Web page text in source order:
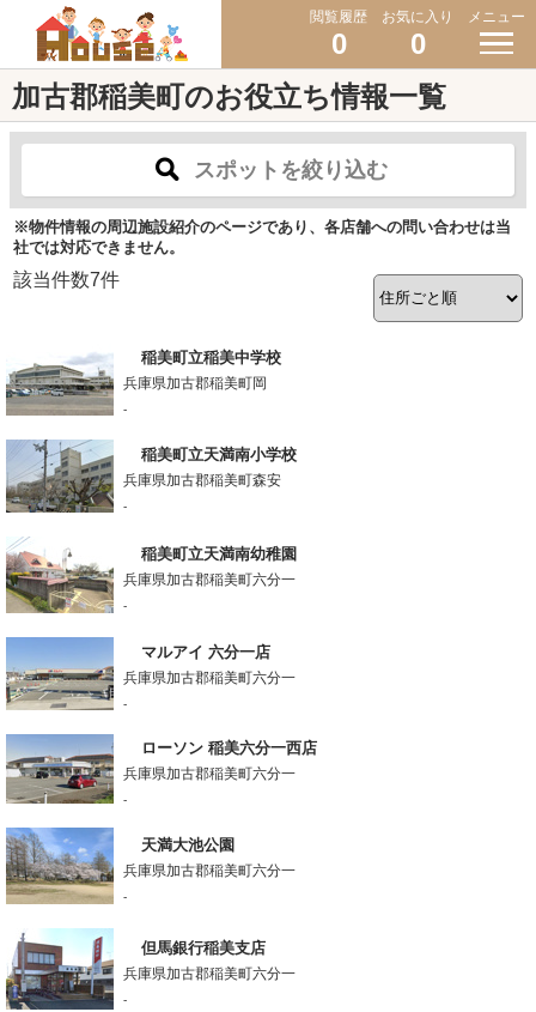
閲覧履歴
0
お気に入り
0
メニュー
加古郡稲美町のお役立ち情報一覧
スポットを絞り込む
※物件情報の周辺施設紹介のページであり、各店舗への問い合わせは当
社では対応できません。
該当件数7件
稲美町立稲美中学校
兵庫県加古郡稲美町岡
-
稲美町立天満南小学校
兵庫県加古郡稲美町森安
-
稲美町立天満南幼稚園
兵庫県加古郡稲美町六分一
-
マルアイ 六分一店
兵庫県加古郡稲美町六分一
-
ローソン 稲美六分一西店
兵庫県加古郡稲美町六分一
-
天満大池公園
兵庫県加古郡稲美町六分一
-
但馬銀行稲美支店
兵庫県加古郡稲美町六分一
-